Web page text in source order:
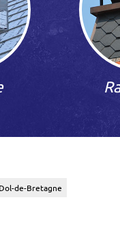
de-Bretagne